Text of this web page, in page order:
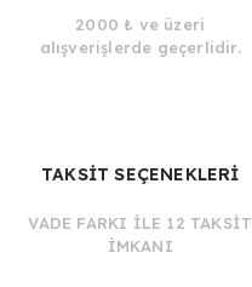
2000 ₺ ve üzeri
alışverişlerde geçerlidir.
TAKSİT SEÇENEKLERİ
VADE FARKI İLE 12 TAKSİT
İMKANI